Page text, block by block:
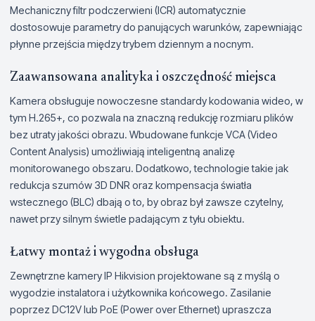
Mechaniczny filtr podczerwieni (ICR) automatycznie
dostosowuje parametry do panujących warunków, zapewniając
płynne przejścia między trybem dziennym a nocnym.
Zaawansowana analityka i oszczędność miejsca
Kamera obsługuje nowoczesne standardy kodowania wideo, w
tym H.265+, co pozwala na znaczną redukcję rozmiaru plików
bez utraty jakości obrazu. Wbudowane funkcje VCA (Video
Content Analysis) umożliwiają inteligentną analizę
monitorowanego obszaru. Dodatkowo, technologie takie jak
redukcja szumów 3D DNR oraz kompensacja światła
wstecznego (BLC) dbają o to, by obraz był zawsze czytelny,
nawet przy silnym świetle padającym z tyłu obiektu.
Łatwy montaż i wygodna obsługa
Zewnętrzne kamery IP Hikvision projektowane są z myślą o
wygodzie instalatora i użytkownika końcowego. Zasilanie
poprzez DC12V lub PoE (Power over Ethernet) upraszcza